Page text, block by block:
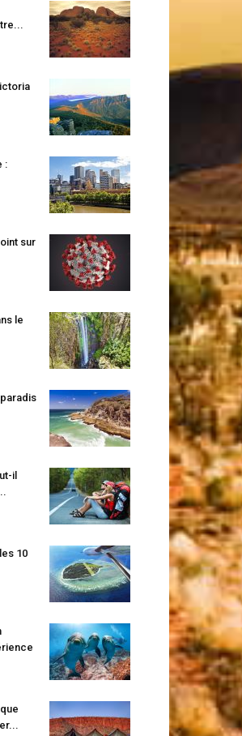
:
sur
le
il
10